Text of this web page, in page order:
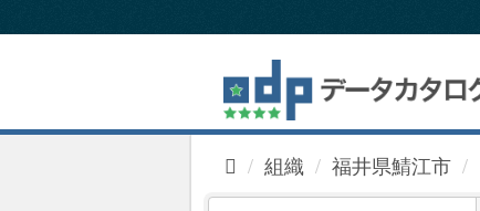
キ
組織 福井県鯖江市